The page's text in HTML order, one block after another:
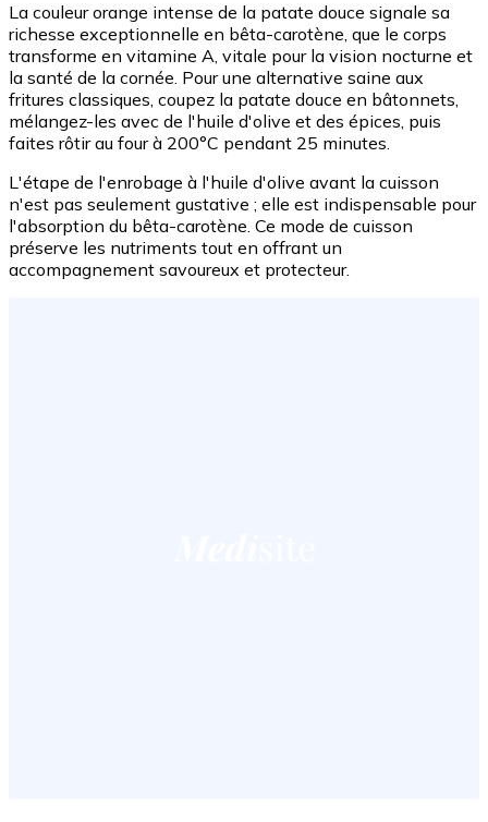
La couleur orange intense de la patate douce signale sa
richesse exceptionnelle en bêta-carotène, que le corps
transforme en vitamine A, vitale pour la vision nocturne et
la santé de la cornée. Pour une alternative saine aux
fritures classiques, coupez la patate douce en bâtonnets,
mélangez-les avec de l'huile d'olive et des épices, puis
faites rôtir au four à 200°C pendant 25 minutes.
L'étape de l'enrobage à l'huile d'olive avant la cuisson
n'est pas seulement gustative ; elle est indispensable pour
l'absorption du bêta-carotène. Ce mode de cuisson
préserve les nutriments tout en offrant un
accompagnement savoureux et protecteur.